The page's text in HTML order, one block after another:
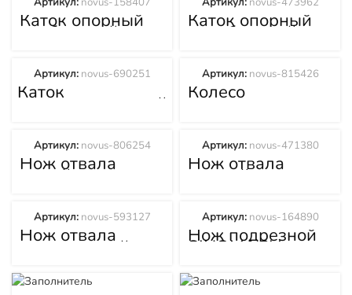
GTY220 GTY220
Каток опорный
двубортный
GTY220
Каток опорный
однобортный
GTY220
Каток
поддерживающий
GTY220
Артикул: novus-690251
Колесо
направляющие
GTY220
Артикул: novus-815426
Нож отвала
левый
GTY220
Артикул: novus-806254
Нож отвала
правый
GTY220
Артикул: novus-471380
Нож отвала
центральный
(Синомач)
GTY220
Артикул: novus-593127
Нож подрезной
SINOMACH
GTY220
Артикул: novus-164890